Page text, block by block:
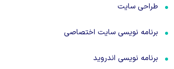
طراحی سایت
برنامه نویسی سایت اختصاصی
برنامه نویسی اندروید